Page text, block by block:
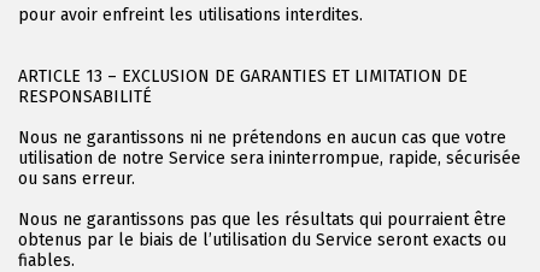
pour avoir enfreint les utilisations interdites.
ARTICLE 13 – EXCLUSION DE GARANTIES ET LIMITATION DE
RESPONSABILITÉ
Nous ne garantissons ni ne prétendons en aucun cas que votre
utilisation de notre Service sera ininterrompue, rapide, sécurisée
ou sans erreur.
Nous ne garantissons pas que les résultats qui pourraient être
obtenus par le biais de l’utilisation du Service seront exacts ou
fiables.